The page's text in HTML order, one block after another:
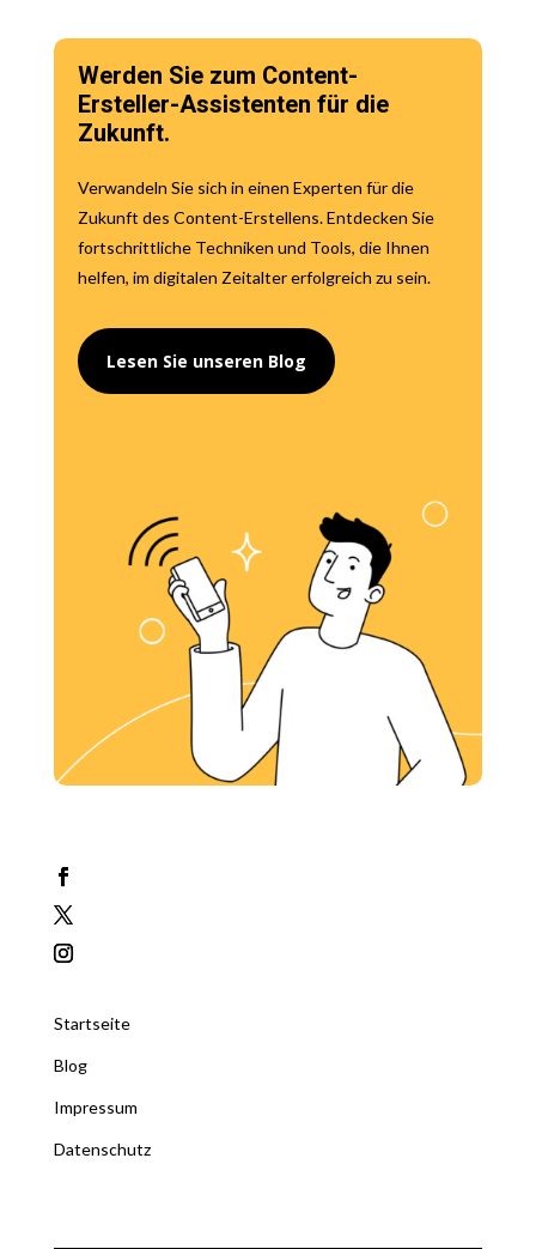
Werden Sie zum Content-
Ersteller-Assistenten für die
Zukunft.
Verwandeln Sie sich in einen Experten für die
Zukunft des Content-Erstellens. Entdecken Sie
fortschrittliche Techniken und Tools, die Ihnen
helfen, im digitalen Zeitalter erfolgreich zu sein.
Lesen Sie unseren Blog
Startseite
Blog
Impressum
Datenschutz